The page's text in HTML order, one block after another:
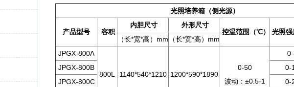
光照培养箱（侧光源）
产品型号 容积
内胆尺寸
外形尺寸
控温范围（℃）
光照强
（长*宽*高）mm
（长*宽*高）mm
JPGX-800A
800L 1140*540*1210 1200*590*1890
0-50
波动：±0.5-1
JPGX-800B
0-
JPGX-800C
0-